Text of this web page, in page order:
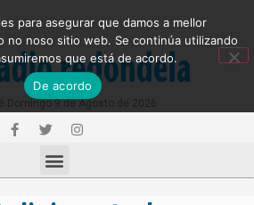
para asegurar que damos a mellor
no noso sitio web. Se continúa utilizando
que está de acordo.
De acordo